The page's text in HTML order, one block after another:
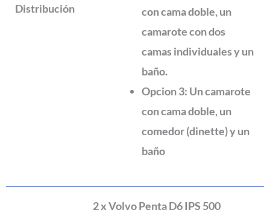
Distribución
con cama doble, un
camarote con dos
camas individuales y un
baño.
Opcion 3: Un camarote
con cama doble, un
comedor (dinette) y un
baño
2 x Volvo Penta D6 IPS 500